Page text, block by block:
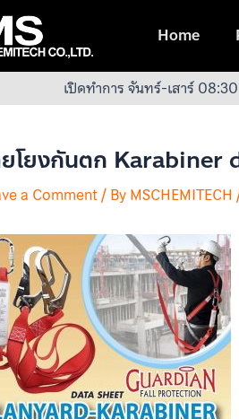
Home
เปิดทำการ จันทร์-เสาร์
โยงกันตก Karabiner
a Comment/ ByMSCHEMITECH